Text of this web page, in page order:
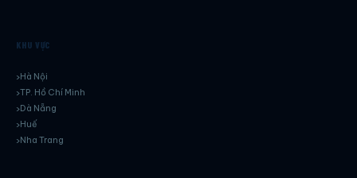
KHU VỰC
Hà Nội
TP. Hồ Chí Minh
Dà Nẵng
Huế
Nha Trang